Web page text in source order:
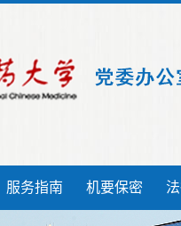
服务指南 机要保密